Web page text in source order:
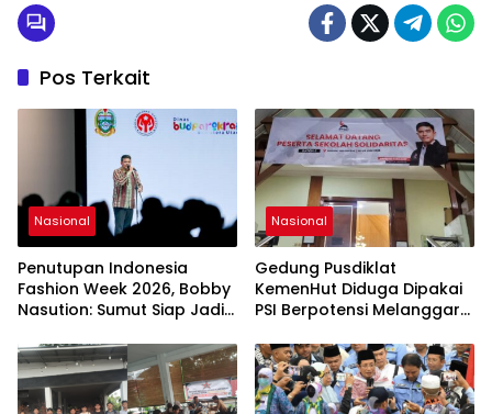
Pos Terkait
Nasional
Penutupan Indonesia
Fashion Week 2026, Bobby
Nasution: Sumut Siap Jadi
Lewat Wastra
Nasional
Gedung Pusdiklat
KemenHut Diduga Dipakai
PSI Berpotensi Melanggar